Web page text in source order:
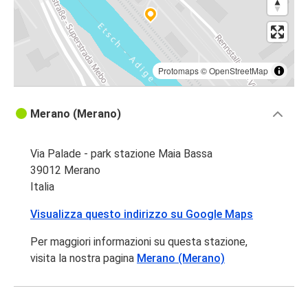
Protomaps©OpenStreetMap
Merano (Merano)
Via Palade - park stazione Maia Bassa
39012 Merano
Italia
Visualizza questo indirizzo su Google Maps
Per maggiori informazioni su questa stazione,
visita la nostra pagina Merano (Merano)